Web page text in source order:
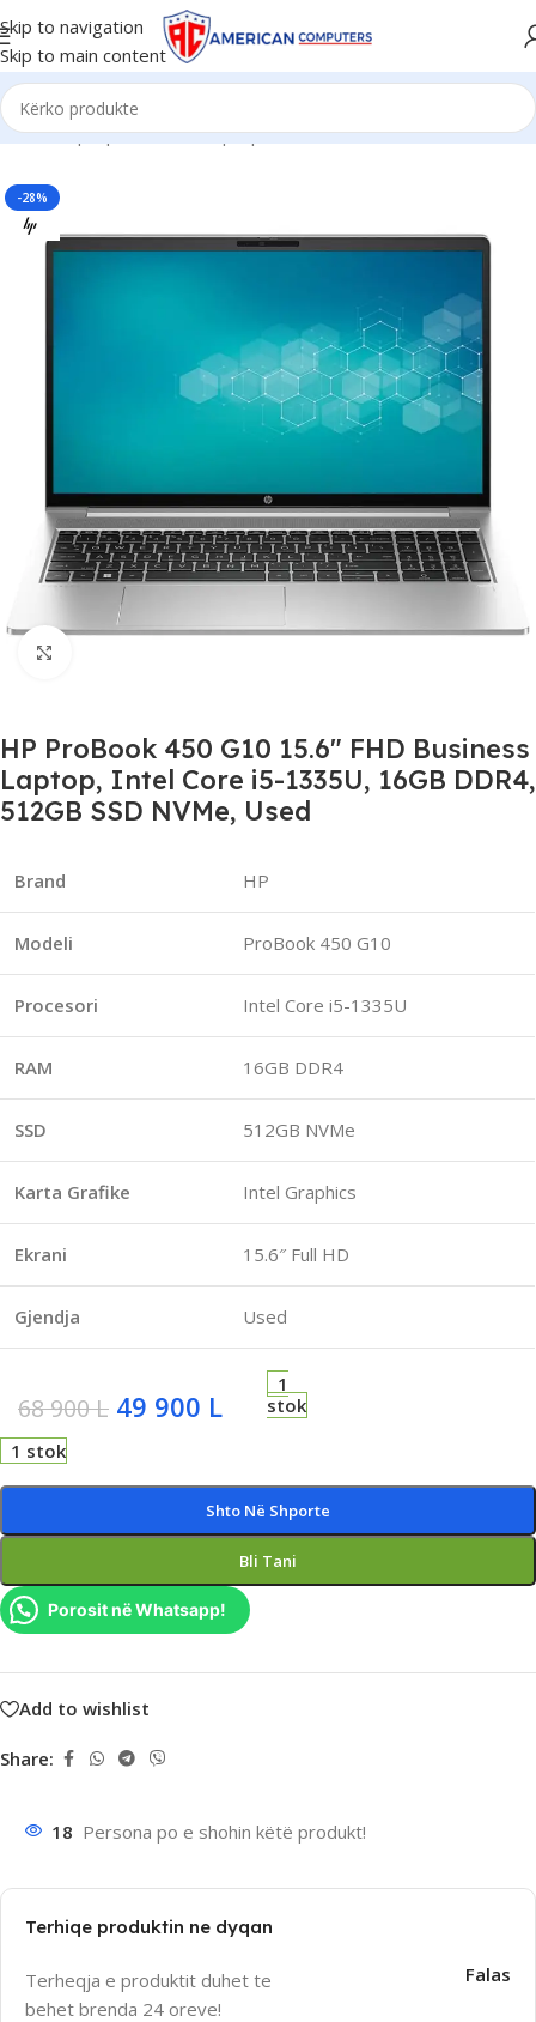
Skip to navigation
Skip to main content
Kreu/Laptop/Business Laptop
-28%
HP ProBook 450 G10 15.6″ FHD Business
Laptop, Intel Core i5-1335U, 16GB DDR4,
512GB SSD NVMe, Used
Brand HP
Modeli ProBook 450 G10
Procesori Intel Core i5-1335U
RAM 16GB DDR4
SSD 512GB NVMe
Karta Grafike Intel Graphics
Ekrani 15.6″ Full HD
Gjendja Used
68 900L 49 900 L
1
stok
1 stok
Shto Në Shporte
Bli Tani
Porosit në Whatsapp!
Add to wishlist
Share:
18 Persona po e shohin këtë produkt!
Terhiqe produktin ne dyqan
Terheqja e produktit duhet te
behet brenda 24 oreve!
Falas